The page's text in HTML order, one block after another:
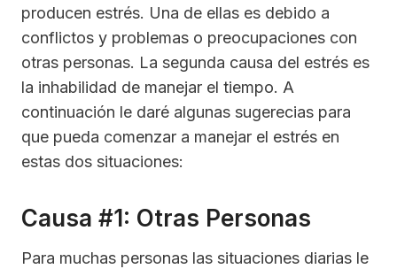
producen estrés. Una de ellas es debido a
conflictos y problemas o preocupaciones con
otras personas. La segunda causa del estrés es
la inhabilidad de manejar el tiempo. A
continuación le daré algunas sugerecias para
que pueda comenzar a manejar el estrés en
estas dos situaciones:
Causa #1: Otras Personas
Para muchas personas las situaciones diarias le